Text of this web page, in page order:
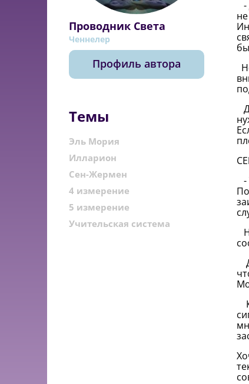
Проводник Света
Ченнелер
Профиль автора
Темы
Эль Мория
Илларион
Сен-Жермен
4 измерение
5 измерение
Учительская система
-
-